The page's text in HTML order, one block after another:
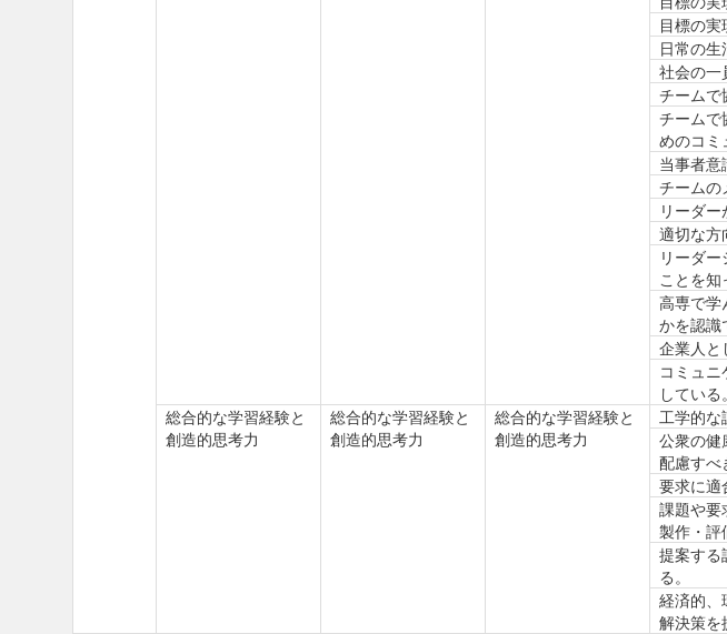
目標の実
日常の生
社会の一
チームで
チームで
めのコミ
当事者意
チームの
リーダ
適切な方
リーダ
ことを知
高専で学
かを認識
企業人と
コミュ
している。
総合的な学習経験と
創造的思考力
総合的な学習経験と
創造的思考力
総合的な学習経験と
創造的思考力
工学的な
公衆の健
配慮すべ
要求に適
課題や要
製作・評
提案する
る。
経済的、
解決策を